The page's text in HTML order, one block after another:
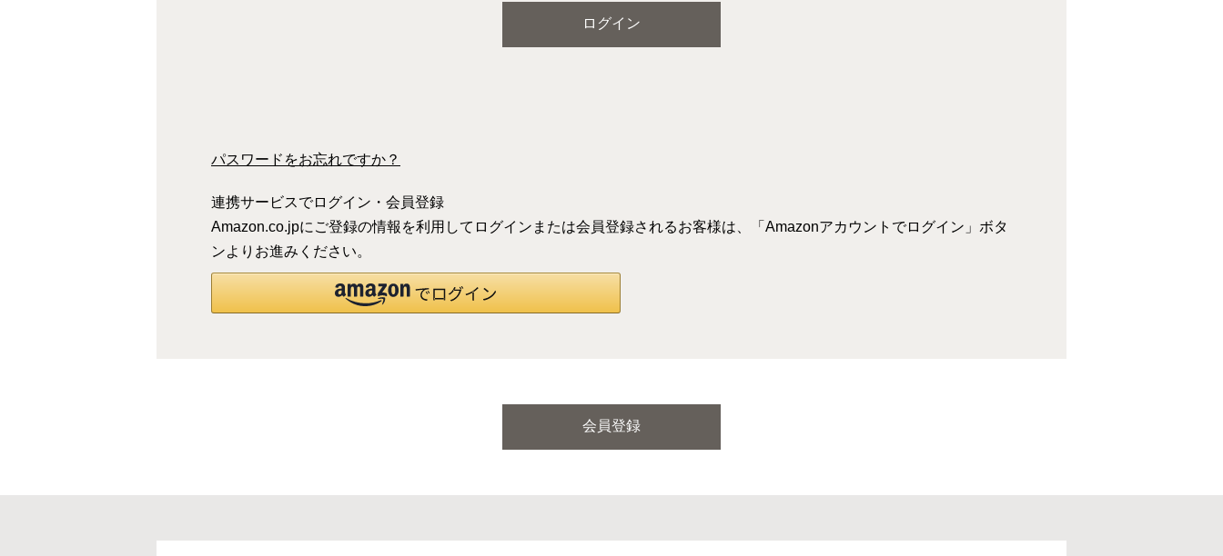
ログイン
パスワードをお忘れですか？
連携サービスでログイン・会員登録
Amazon.co.jpにご登録の情報を利用してログインまたは会員登録されるお客様は、「Amazonアカウントでログイン」ボタ
ンよりお進みください。
会員登録